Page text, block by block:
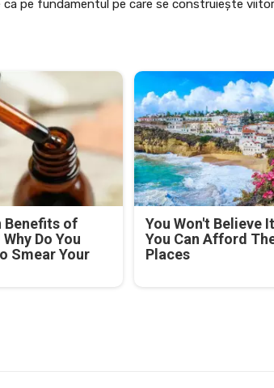
pe fundamentul pe care se construiește
Benefits of
Do You
Smear Your
You Won't Believe
You Can Afford
Places